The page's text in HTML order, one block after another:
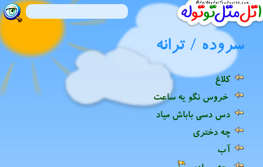
سروده / ترانه
کلاغ
خروس نگو یه ساعت
دس دسی باباش میاد
چه دختری
آب